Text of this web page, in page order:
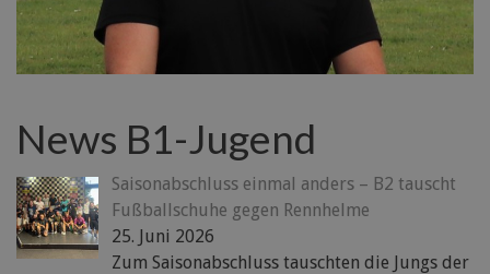
News B1-Jugend
Saisonabschluss einmal anders – B2 tauscht
Fußballschuhe gegen Rennhelme
25. Juni 2026
Zum Saisonabschluss tauschten die Jungs der